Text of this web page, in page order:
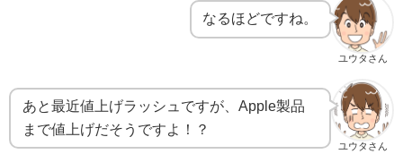
ユウタさん
なるほどですね。
ユウタさん
あと最近値上げラッシュですが、Apple製品
まで値上げだそうですよ！？